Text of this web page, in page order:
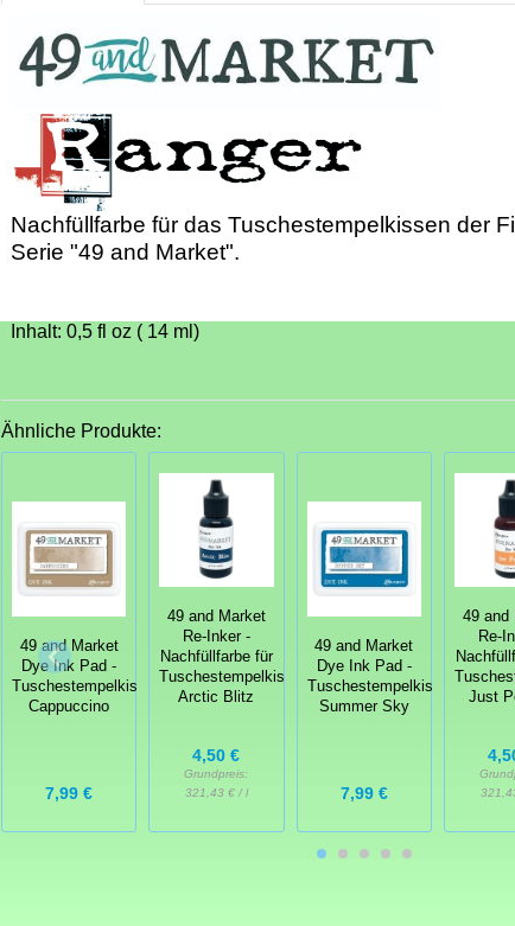
Nachfüllfarbe für das Tuschestempelkissen der
Serie "49 and Market".
Inhalt: 0,5 fl oz ( 14 ml)
Ähnliche Produkte:
49 and Market
Dye Ink Pad -
Tuschestempelkissen
Cappuccino
7,99 €
49 and Market
Re-Inker -
Nachfüllfarbe für
Tuschestempelkissen
Arctic Blitz
4,50 €
Grundpreis:
321,43 € / l
49 and Market
Dye Ink Pad -
Tuschestempelkissen
Summer Sky
7,99 €
49 and
Re-
Just